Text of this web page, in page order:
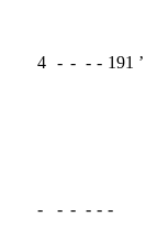
4 - - - - 191 ʼ
- - - - - -